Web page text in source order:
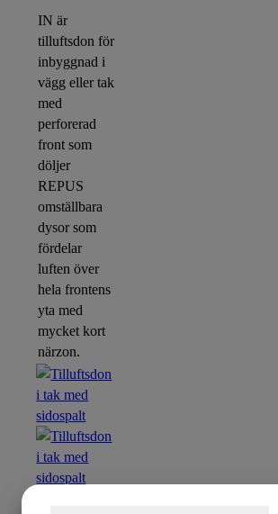
IN är
tilluftsdon för
inbyggnad i
vägg eller tak
med
perforerad
front som
döljer
REPUS
omställbara
dysor som
fördelar
luften över
hela frontens
yta med
mycket kort
närzon.